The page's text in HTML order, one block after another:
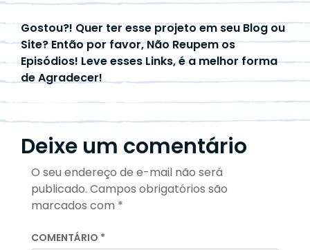
Gostou?! Quer ter esse projeto em seu Blog ou
Site? Então por favor, Não Reupem os
Episódios! Leve esses Links, é a melhor forma
de Agradecer!
Deixe um comentário
O seu endereço de e-mail não será
publicado. Campos obrigatórios são
marcados com *
COMENTÁRIO *